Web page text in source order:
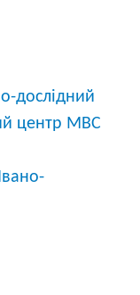
дослідний
центр МВС